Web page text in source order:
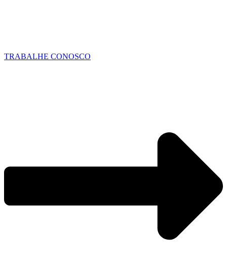
TRABALHE CONOSCO